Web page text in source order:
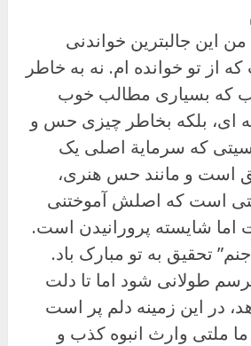
این جالبترین خواندنی
از تو خوانده ام. نه به خاطر
که بسیاری مطالب خوب
ای، بلکه بخاطر چیزی حس و
که سرمایة اصلی یک
است و مانند حس هنری،
است که اصلش آموختنی
اما شایسته پرورانیدن است.
تحقیق به تو مبارک باد.
طولانی شود اما تا دلت
در این زمینه دلم پر است
ملتی وارث انبوه کذب و